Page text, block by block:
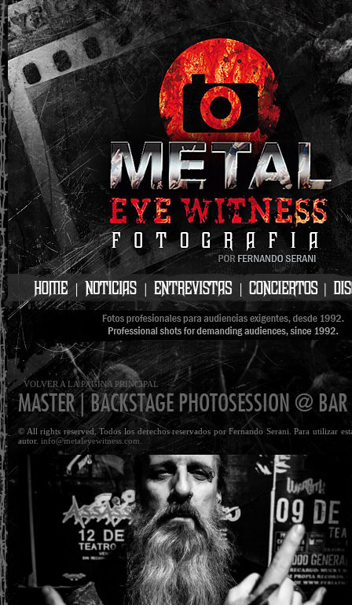
· VOLVER A LA PAGINA PRINCIPAL
MASTER | BACKSTAGE PHOTOSESSION @
© All rights reserved. Todos los derechos reservados por Fernando Serani. Para utilizar
autor. info@metaleyewitness.com.